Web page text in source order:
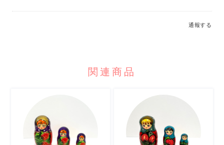
通報する
関連商品